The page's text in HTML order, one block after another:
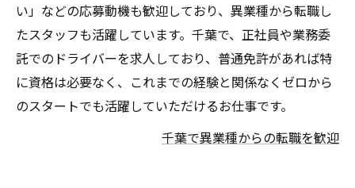
い」などの応募動機も歓迎しており、異業種から転職し
たスタッフも活躍しています。千葉で、正社員や業務委
託でのドライバーを求人しており、普通免許があれば特
に資格は必要なく、これまでの経験と関係なくゼロから
のスタートでも活躍していただけるお仕事です。
千葉で異業種からの転職を歓迎